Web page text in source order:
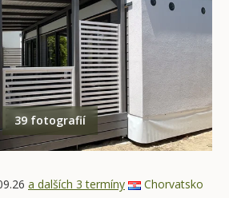
39 fotografií
a dalších 3 termíny
Chorvatsko